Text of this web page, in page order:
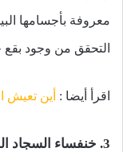
معروفة بأجسامها
التحقق من وجود بقع
اقرأ أيضا : أين تعيش
3. خنفساء السجاد المتنوعة